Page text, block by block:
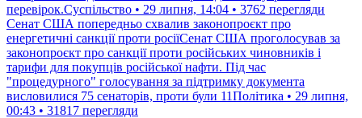
перевірок.Суспільство • 29 липня, 14:04 • 3762 перегляди
Сенат США попередньо схвалив законопроєкт про
енергетичні санкції проти росіїСенат США проголосував за
законопроєкт про санкції проти російських чиновників і
тарифи для покупців російської нафти. Під час
"процедурного" голосування за підтримку документа
висловилися 75 сенаторів, проти були 11Політика • 29 липня,
00:43 • 31817 перегляди